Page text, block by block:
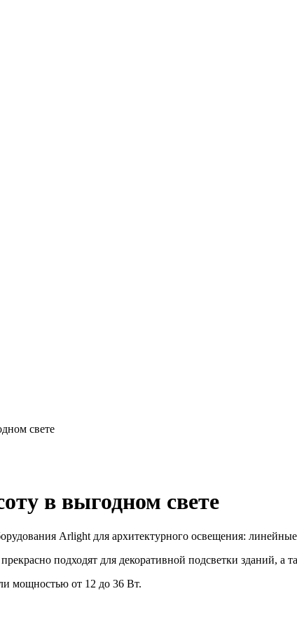
свете
в выгодном свете
Arlight для архитектурного освещения:
подходят для декоративной подсветки зданий,
мощностью от 12 до 36 Вт.